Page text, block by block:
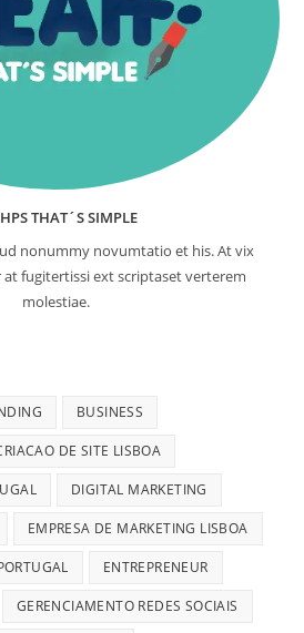
THAT´S SIMPLE
nonummy novumtatio et his. At vix
fugitertissi ext scriptaset verterem
molestiae.
BUSINESS
DE SITE LISBOA
DIGITAL MARKETING
EMPRESA DE MARKETING LISBOA
ENTREPRENEUR
GERENCIAMENTO REDES SOCIAIS